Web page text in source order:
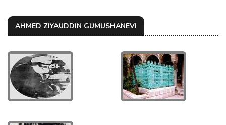
AHMED ZIYAUDDIN GUMUSHANEVI